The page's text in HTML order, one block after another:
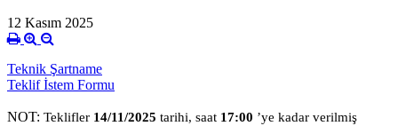
12 Kasım 2025
Teknik Şartname
Teklif İstem Formu
NOT: Teklifler 14/11/2025 tarihi, saat 17:00 ’ye kadar verilmiş